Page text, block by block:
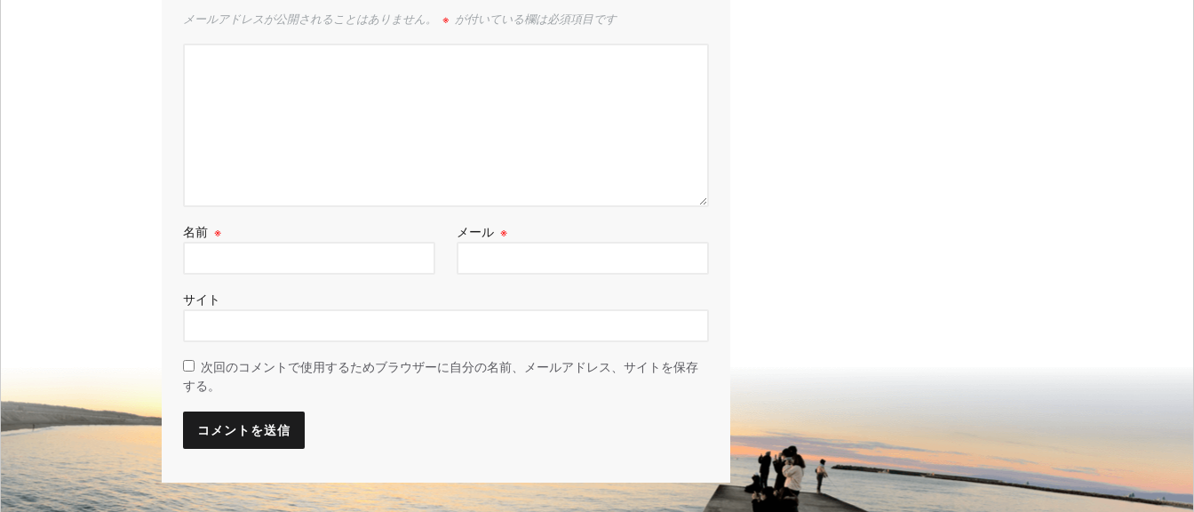
メールアドレスが公開されることはありません。 ※ が付いている欄は必須項目です
名前 ※ メール ※
サイト
次回のコメントで使用するためブラウザーに自分の名前、メールアドレス、サイトを保存
する。